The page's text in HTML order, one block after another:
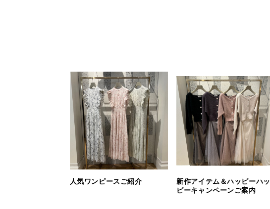
人気ワンピースご紹介
新作アイテム＆ハッピーハッ
ピーキャンペーンご案内